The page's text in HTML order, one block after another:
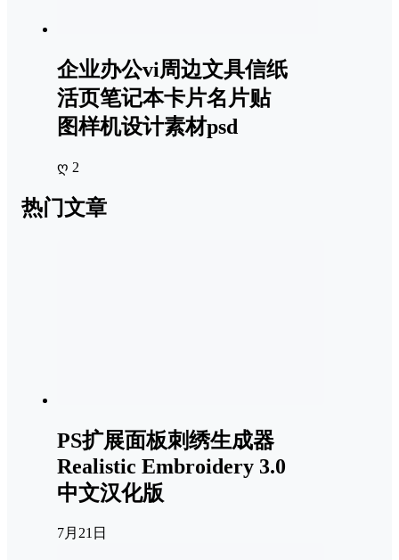
企业办公vi周边文具信纸
活页笔记本卡片名片贴
图样机设计素材psd
ღ 2
热门文章
PS扩展面板刺绣生成器
Realistic Embroidery 3.0
中文汉化版
7月21日